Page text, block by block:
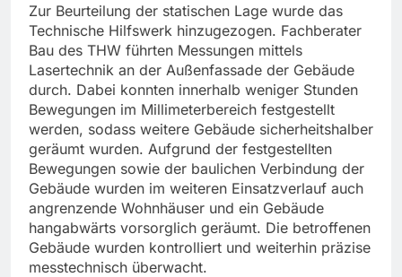
Zur Beurteilung der statischen Lage wurde das
Technische Hilfswerk hinzugezogen. Fachberater
Bau des THW führten Messungen mittels
Lasertechnik an der Außenfassade der Gebäude
durch. Dabei konnten innerhalb weniger Stunden
Bewegungen im Millimeterbereich festgestellt
werden, sodass weitere Gebäude sicherheitshalber
geräumt wurden. Aufgrund der festgestellten
Bewegungen sowie der baulichen Verbindung der
Gebäude wurden im weiteren Einsatzverlauf auch
angrenzende Wohnhäuser und ein Gebäude
hangabwärts vorsorglich geräumt. Die betroffenen
Gebäude wurden kontrolliert und weiterhin präzise
messtechnisch überwacht.